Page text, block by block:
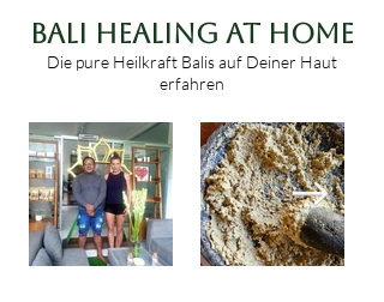
Bali Healing At Home
Die pure Heilkraft Balis auf Deiner Haut
erfahren